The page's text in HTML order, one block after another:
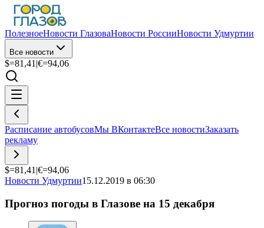
ПолезноеНовости ГлазоваНовости РоссииНовости Удмуртии
Все новости
$=81,41 |€=94,06
Расписание автобусовМы ВКонтактеВсе новостиЗаказать
рекламу
$=81,41 |€=94,06
Новости Удмуртии15.12.2019 в 06:30
Прогноз погоды в Глазове на 15 декабря